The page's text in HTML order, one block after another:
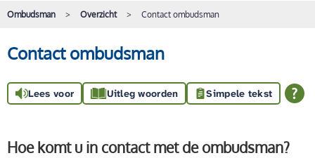
Ombudsman Overzicht Contact ombudsman
Contact ombudsman
Lees voor Uitleg woorden Simpele tekst
Hoe komt u in contact met de ombudsman?